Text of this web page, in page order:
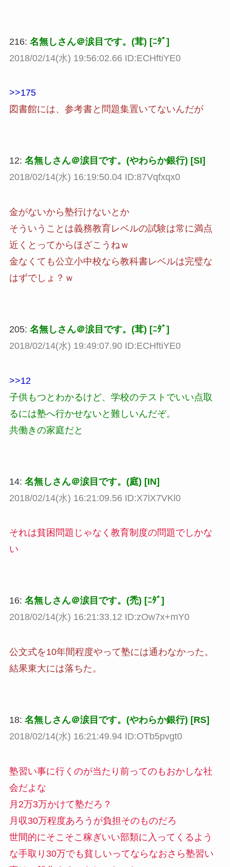
216: 名無しさん＠涙目です。(茸) [ﾆﾀﾞ]
2018/02/14(水) 19:56:02.66 ID:ECHftiYE0
>>175
図書館には、参考書と問題集置いてないんだが
12: 名無しさん＠涙目です。(やわらか銀行) [SI]
2018/02/14(水) 16:19:50.04 ID:87Vqfxqx0
金がないから塾行けないとか
そういうことは義務教育レベルの試験は常に満点
近くとってからほざこうねｗ
金なくても公立小中校なら教科書レベルは完璧な
はずでしょ？ｗ
205: 名無しさん＠涙目です。(茸) [ﾆﾀﾞ]
2018/02/14(水) 19:49:07.90 ID:ECHftiYE0
>>12
子供もつとわかるけど、学校のテストでいい点取
るには塾へ行かせないと難しいんだぞ。
共働きの家庭だと
14: 名無しさん＠涙目です。(庭) [IN]
2018/02/14(水) 16:21:09.56 ID:X7lX7VKl0
それは貧困問題じゃなく教育制度の問題でしかな
い
16: 名無しさん＠涙目です。(禿) [ﾆﾀﾞ]
2018/02/14(水) 16:21:33.12 ID:zOw7x+mY0
公文式を10年間程度やって塾には通わなかった。
結果東大には落ちた。
18: 名無しさん＠涙目です。(やわらか銀行) [RS]
2018/02/14(水) 16:21:49.94 ID:OTb5pvgt0
塾習い事に行くのが当たり前ってのもおかしな社
会だよな
月2万3万かけて塾だろ？
月収30万程度あろうが負担そのものだろ
世間的にそこそこ稼ぎいい部類に入ってくるよう
な手取り30万でも貧しいってならなおさら塾習い